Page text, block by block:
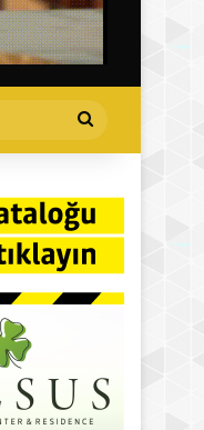
Arama
yap
...